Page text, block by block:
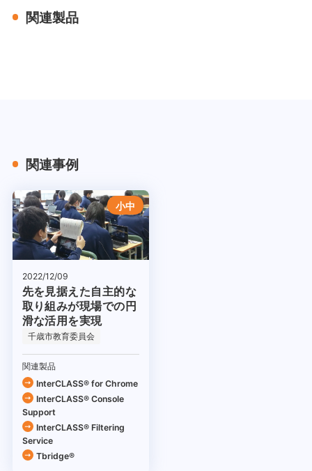
関連製品
関連事例
小中
2022/12/09
先を見据えた自主的な
取り組みが現場での円
滑な活用を実現
千歳市教育委員会
関連製品
InterCLASS®︎ for Chrome
InterCLASS®︎ Console
Support
InterCLASS®︎ Filtering
Service
Tbridge®